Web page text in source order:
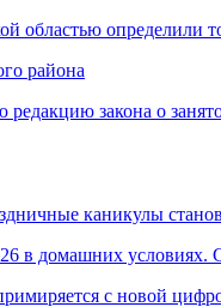
областью определили
района
закона о
каникулы
в домашних условиях.
с новой